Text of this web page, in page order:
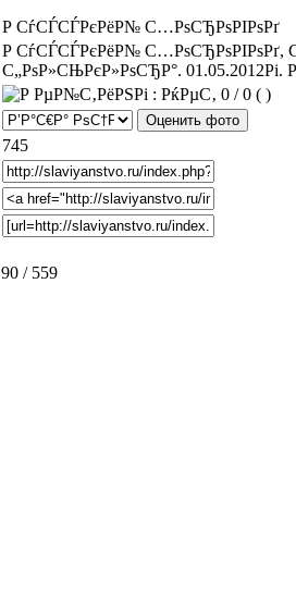
Р СѓСЃСЃРєРёР№ С…РѕСЂРѕРІРѕРґ
Р СѓСЃСЃРєРёР№ С…РѕСЂРѕРІРѕРґ,
С„РѕР»СЊРєР»РѕСЂР°. 01.05.2012Рі.
0 / 0 ( )
745
90 / 559